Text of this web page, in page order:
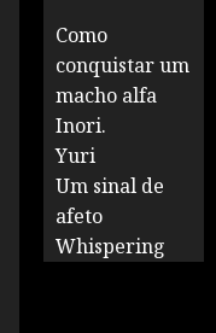
Como
conquistar um
macho alfa
Inori.
Yuri
Um sinal de
afeto
Whispering